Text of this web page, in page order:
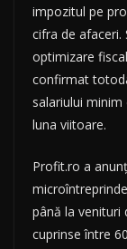
impozitul pe
cifra de afaceri.
optimizare
confirmat
salariului minim
luna viitoare.
Profit.ro a
până la venituri
cuprinse între